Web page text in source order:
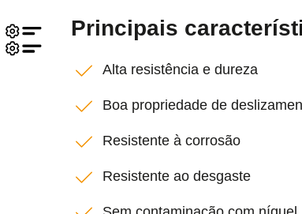
Principais
Alta resistência e dureza
Boa propriedade de
Resistente à corrosão
Resistente ao desgaste